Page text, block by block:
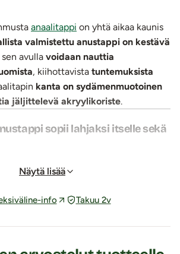
anaalitappi on yhtä aikaa kaunis
valmistettu anustappi on kestävä
sen avulla voidaan nauttia
, kiihottavista tuntemuksista
kanta on sydämenmuotoinen
jäljittelevä akryylikoriste.
sopii lahjaksi itselle sekä
anustappi tuntuu aluksi viileältä,
kiihottavalta ja tätä anaalitappia
anustappia esilämmittää kuuman
Näytä lisää
info Takuu 2v